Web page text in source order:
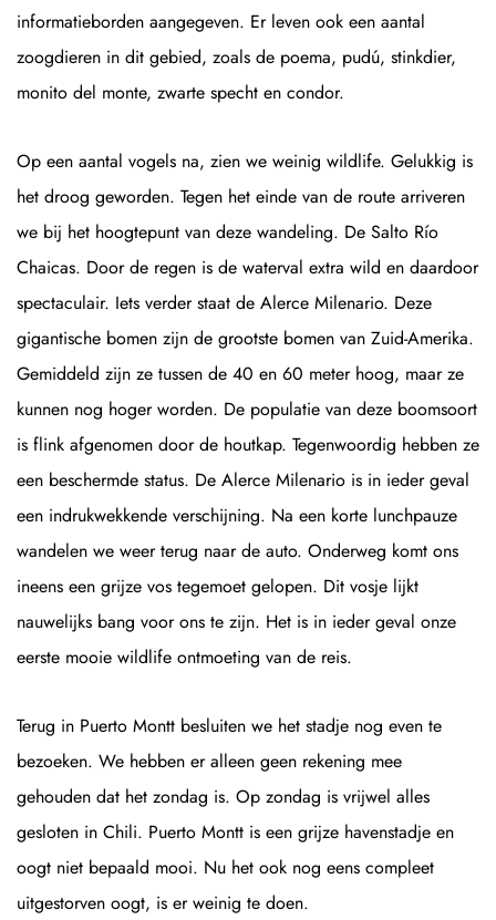
informatieborden aangegeven. Er leven ook een aantal
zoogdieren in dit gebied, zoals de poema, pudú, stinkdier,
monito del monte, zwarte specht en condor.
Op een aantal vogels na, zien we weinig wildlife. Gelukkig is
het droog geworden. Tegen het einde van de route arriveren
we bij het hoogtepunt van deze wandeling. De Salto Río
Chaicas. Door de regen is de waterval extra wild en daardoor
spectaculair. Iets verder staat de Alerce Milenario. Deze
gigantische bomen zijn de grootste bomen van Zuid-Amerika.
Gemiddeld zijn ze tussen de 40 en 60 meter hoog, maar ze
kunnen nog hoger worden. De populatie van deze boomsoort
is flink afgenomen door de houtkap. Tegenwoordig hebben ze
een beschermde status. De Alerce Milenario is in ieder geval
een indrukwekkende verschijning. Na een korte lunchpauze
wandelen we weer terug naar de auto. Onderweg komt ons
ineens een grijze vos tegemoet gelopen. Dit vosje lijkt
nauwelijks bang voor ons te zijn. Het is in ieder geval onze
eerste mooie wildlife ontmoeting van de reis.
Terug in Puerto Montt besluiten we het stadje nog even te
bezoeken. We hebben er alleen geen rekening mee
gehouden dat het zondag is. Op zondag is vrijwel alles
gesloten in Chili. Puerto Montt is een grijze havenstadje en
oogt niet bepaald mooi. Nu het ook nog eens compleet
uitgestorven oogt, is er weinig te doen.